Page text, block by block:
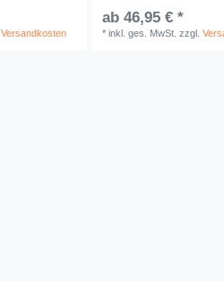
Versandkosten
ab 46,95 € *
* inkl. ges. MwSt. zzgl.